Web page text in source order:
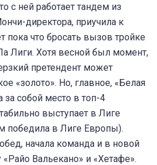
с ней работает тандем из
директора, приучила к
пока что бросать вызов тройке
Лиги. Хотя весной был момент,
претендент может
«золото». Но, главное, «Белая
за собой место в топ-4
выступает в Лиге
победила в Лиге Европы).
начала команда и в новой
Вальекано» и «Хетафе».